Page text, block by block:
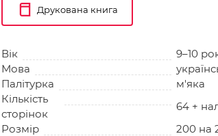
Друкована книга
Вік
9–10
Мова
Палітурка
м'яка
Кількість
сторінок
64 +
Розмір
200 на